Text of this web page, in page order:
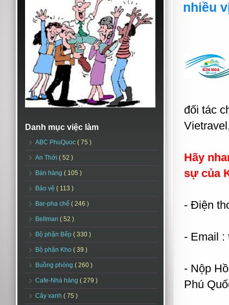
Danh mục việc làm
ABC PhuQuoc ( 75 )
An Thới ( 52 )
Bán hàng ( 105 )
Bảo vệ ( 113 )
Bar-pha chế ( 246 )
Bellman ( 52 )
Bộ phận Bếp ( 330 )
Bộ phận Kho ( 39 )
Buồng phòng ( 260 )
Cafe-Nhà hàng ( 279 )
Cây xanh ( 75 )
nhiều
đối tác
Hãy
sự của
- Điện
- Email :
- Nộp
Phú